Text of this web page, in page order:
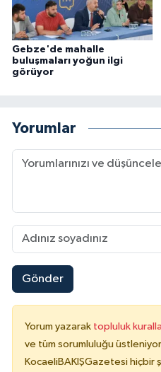
Gebze'de mahalle
buluşmaları yoğun ilgi
görüyor
Yorumlar
Gönder
Yorum yazarak topluluk
ve tüm sorumluluğu
KocaeliBAKIŞGazetesi hiçbir